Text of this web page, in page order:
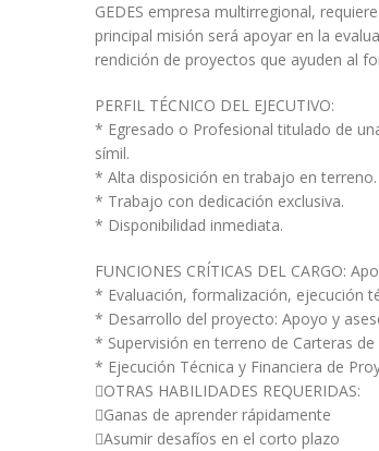
GEDES empresa multirregional,
principal misión será apoyar en la
rendición de proyectos que ayuden al
PERFIL TÉCNICO DEL EJECUTIVO:
* Egresado o Profesional titulado de
símil.
* Alta disposición en trabajo en terreno.
* Trabajo con dedicación exclusiva.
* Disponibilidad inmediata.
FUNCIONES CRÍTICAS DEL CARGO:
* Evaluación, formalización, ejecución
* Desarrollo del proyecto: Apoyo y
* Supervisión en terreno de Carteras
* Ejecución Técnica y Financiera de
OTRAS HABILIDADES REQUERIDAS:
Ganas de aprender rápidamente
Asumir desafíos en el corto plazo